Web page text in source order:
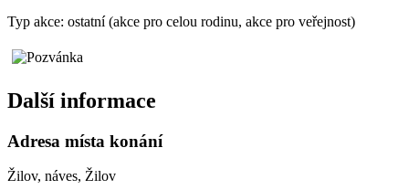
Typ akce: ostatní (akce pro celou rodinu, akce pro veřejnost)
Další informace
Adresa místa konání
Žilov, náves, Žilov